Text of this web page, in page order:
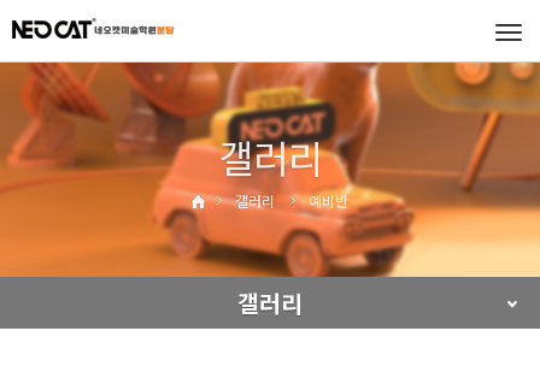
갤러리
갤러리 예비반
갤러리